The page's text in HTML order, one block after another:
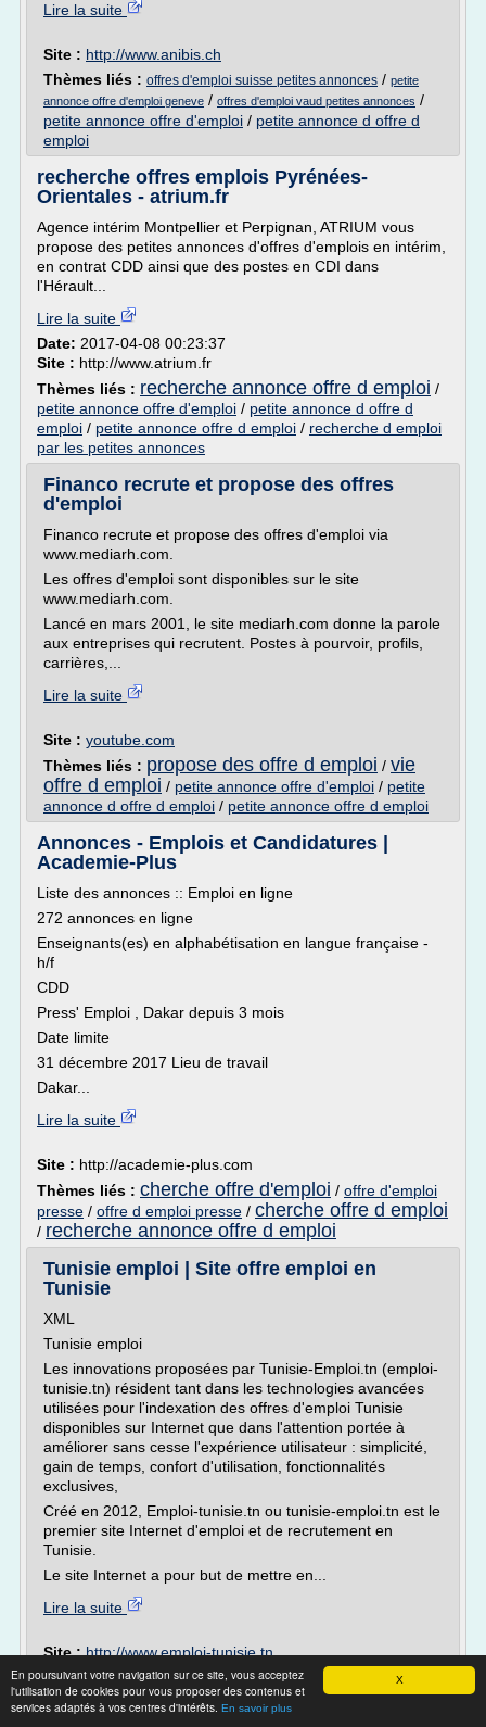
X
En poursuivant votre navigation sur ce site, vous acceptez
l'utilisation de cookies pour vous proposer des contenus et
services adaptés à vos centres d'intérêts. En savoir plus
Lire la suite
Site : http://www.anibis.ch
Thèmes liés : offres d'emploi suisse petites annonces / petite
annonce offre d'emploi geneve / offres d'emploi vaud petites annonces /
petite annonce offre d'emploi / petite annonce d offre d
emploi
recherche offres emplois Pyrénées-
Orientales - atrium.fr
Agence intérim Montpellier et Perpignan, ATRIUM vous
propose des petites annonces d'offres d'emplois en intérim,
en contrat CDD ainsi que des postes en CDI dans
l'Hérault...
Lire la suite
Date: 2017-04-08 00:23:37
Site : http://www.atrium.fr
Thèmes liés : recherche annonce offre d emploi /
petite annonce offre d'emploi / petite annonce d offre d
emploi / petite annonce offre d emploi / recherche d emploi
par les petites annonces
Financo recrute et propose des offres
d'emploi
Financo recrute et propose des offres d'emploi via
www.mediarh.com.
Les offres d'emploi sont disponibles sur le site
www.mediarh.com.
Lancé en mars 2001, le site mediarh.com donne la parole
aux entreprises qui recrutent. Postes à pourvoir, profils,
carrières,...
Lire la suite
Site : youtube.com
Thèmes liés : propose des offre d emploi / vie
offre d emploi / petite annonce offre d'emploi / petite
annonce d offre d emploi / petite annonce offre d emploi
Annonces - Emplois et Candidatures |
Academie-Plus
Liste des annonces :: Emploi en ligne
272 annonces en ligne
Enseignants(es) en alphabétisation en langue française -
h/f
CDD
Press' Emploi , Dakar depuis 3 mois
Date limite
31 décembre 2017 Lieu de travail
Dakar...
Lire la suite
Site : http://academie-plus.com
Thèmes liés : cherche offre d'emploi / offre d'emploi
presse / offre d emploi presse / cherche offre d emploi
/ recherche annonce offre d emploi
Tunisie emploi | Site offre emploi en
Tunisie
XML
Tunisie emploi
Les innovations proposées par Tunisie-Emploi.tn (emploi-
tunisie.tn) résident tant dans les technologies avancées
utilisées pour l'indexation des offres d'emploi Tunisie
disponibles sur Internet que dans l'attention portée à
améliorer sans cesse l'expérience utilisateur : simplicité,
gain de temps, confort d'utilisation, fonctionnalités
exclusives,
Créé en 2012, Emploi-tunisie.tn ou tunisie-emploi.tn est le
premier site Internet d'emploi et de recrutement en
Tunisie.
Le site Internet a pour but de mettre en...
Lire la suite
Site :http://www.emploi-tunisie.tn
Thèmes liés :sites d'offre d'emploi en tunisie
recherche d'emploi en tunisie/annonce offre d'emploi tunisie/
recherche annonce